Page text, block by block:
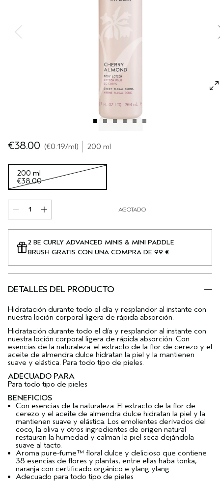
CUERO CABELLUDO SENSIBLE
PURE ABUNDANCE
€38.00 €0.19/ml 200 ml
200 ml
€38.00
AGOTADO
2 BE CURLY ADVANCED MINIS & MINI PADDLE
BRUSH GRATIS CON UNA COMPRA DE 99 €
DETALLES DEL PRODUCTO
Hidratación durante todo el día y resplandor al instante con
nuestra loción corporal ligera de rápida absorción.
Hidratación durante todo el día y resplandor al instante con
nuestra loción corporal ligera de rápida absorción. Con
esencias de la naturaleza: el extracto de la flor de cerezo y el
aceite de almendra dulce hidratan la piel y la mantienen
suave y elástica. Para todo tipo de pieles.
ADECUADO PARA
Para todo tipo de pieles
BENEFICIOS
Con esencias de la naturaleza: El extracto de la flor de
cerezo y el aceite de almendra dulce hidratan la piel y la
mantienen suave y elástica. Los emolientes derivados del
coco, la oliva y otros ingredientes de origen natural
restauran la humedad y calman la piel seca dejándola
suave al tacto.
Aroma pure-fume™ floral dulce y delicioso que contiene
38 esencias de flores y plantas, entre ellas haba tonka,
naranja con certificado orgánico e ylang ylang.
Adecuado para todo tipo de pieles